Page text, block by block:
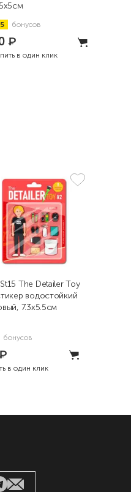
бонусов
₽
в один клик
The Detailer Toy
водостойкий
7.3x5.5см
бонусов
в один клик